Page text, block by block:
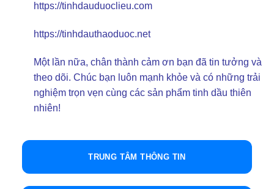
https://tinhdauduoclieu.com
https://tinhdauthaoduoc.net
Một lần nữa, chân thành cảm ơn bạn đã tin tưởng và
theo dõi. Chúc bạn luôn mạnh khỏe và có những trải
nghiệm trọn vẹn cùng các sản phẩm tinh dầu thiên
nhiên!
TRUNG TÂM THÔNG TIN